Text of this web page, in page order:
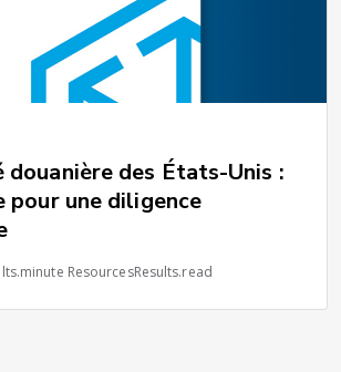
douanière des États-Unis :
pour une diligence
ResourcesResults.read